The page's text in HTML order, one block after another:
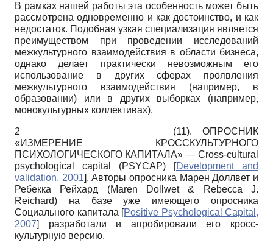
В рамках нашей работы эта особенность может быть
рассмотрена одновременно и как достоинство, и как
недостаток. Подобная узкая специализация является
преимуществом при проведении исследований
межкультурного взаимодействия в области бизнеса,
однако делает практически невозможным его
использование в других сферах проявления
межкультурного взаимодействия (например, в
образовании) или в других выборках (например,
монокультурных коллективах).
2 (11). ОПРОСНИК
«ИЗМЕРЕНИЕ КРОССКУЛЬТУРНОГО
ПСИХОЛОГИЧЕСКОГО КАПИТАЛА» — Cross-cultural
psychological capital (PSYCAP)
[Development and
validation, 2001]. Авторы опросника Марен Доллвет и
Ребекка Рейхард (Maren Dollwet & Rebecca J.
Reichard) на базе уже имеющего опросника
Социального капитала [Positive Psychological Capital,
2007]
разработали и апробировали его кросс-
культурную версию.